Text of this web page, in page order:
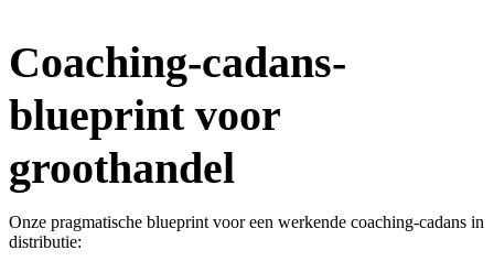
Coaching-cadans-
blueprint voor
groothandel
Onze pragmatische blueprint voor een werkende coaching-cadans in
distributie: